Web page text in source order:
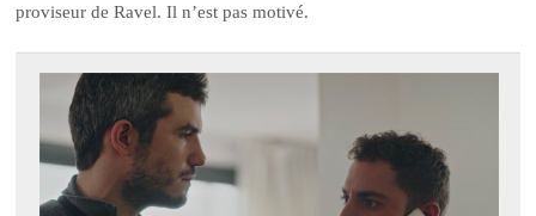
proviseur de Ravel. Il n’est pas motivé.